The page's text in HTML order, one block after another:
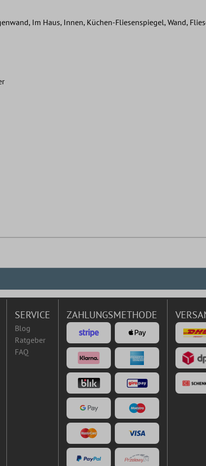
Im Haus, Innen, Küchen-Fliesenspiegel, Wand,
SERVICE
Blog
Ratgeber
FAQ
ZAHLUNGSMETHODE